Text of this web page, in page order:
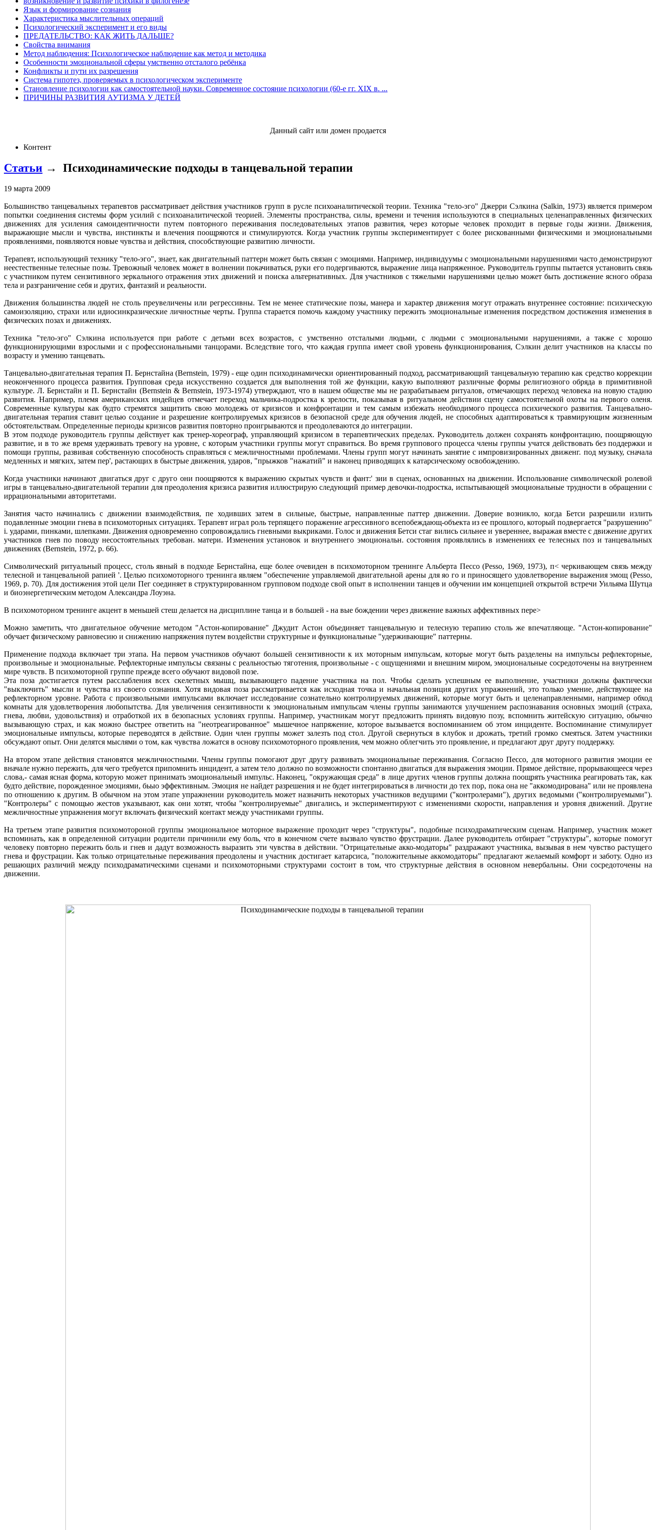
Язык и формирование сознания
Характеристика мыслительных операций
Психологический эксперимент и его виды
ПРЕДАТЕЛЬСТВО: КАК ЖИТЬ ДАЛЬШЕ?
Свойства внимания
Метод наблюдения: Психологическое наблюдение как метод и методика
Особенности эмоциональной сферы умственно отсталого ребёнка
Конфликты и пути их разрешения
Система гипотез, проверяемых в психологическом эксперименте
Становление психологии как самостоятельной науки. Современное состояние психологии (60-е гг. XIX в. ...
ПРИЧИНЫ РАЗВИТИЯ АУТИЗМА У ДЕТЕЙ
Данный сайт или домен продается
Контент
Статьи → Психодинамические подходы в танцевальной терапии
19 марта 2009
Большинство танцевальных терапевтов рассматривает действия участников групп в русле психоаналитической теории. Техника "тело-эго" Джерри Сэлкина (Salkin, 1973) является примером
попытки соединения системы форм усилий с психоаналитической теорией. Элементы пространства, силы, времени и течения используются в специальных целенаправленных физических
движениях для усиления самоидентичности путем повторного переживания последовательных этапов развития, через которые человек проходит в первые годы жизни. Движения,
выражающие мысли и чувства, инстинкты и влечения поощряются и стимулируются. Когда участник группы экспериментирует с более рискованными физическими и эмоциональными
проявлениями, появляются новые чувства и действия, способствующие развитию личности.
Терапевт, использующий технику "тело-эго", знает, как двигательный паттерн может быть связан с эмоциями. Например, индивидуумы с эмоциональными нарушениями часто демонстрируют
неестественные телесные позы. Тревожный человек может в волнении покачиваться, руки его подергиваются, выражение лица напряженное. Руководитель группы пытается установить связь
с участником путем сензитивного зеркального отражения этих движений и поиска альтернативных. Для участников с тяжелыми нарушениями целью может быть достижение ясного образа
тела и разграничение себя и других, фантазий и реальности.
Движения большинства людей не столь преувеличены или регрессивны. Тем не менее статические позы, манера и характер движения могут отражать внутреннее состояние: психическую
самоизоляцию, страхи или идиосинкразические личностные черты. Группа старается помочь каждому участнику пережить эмоциональные изменения посредством достижения изменения в
физических позах и движениях.
Техника "тело-эго" Сэлкина используется при работе с детьми всех возрастов, с умственно отсталыми людьми, с людьми с эмоциональными нарушениями, а также с хорошо
функционирующими взрослыми и с профессиональными танцорами. Вследствие того, что каждая группа имеет свой уровень функционирования, Сэлкин делит участников на классы по
возрасту и умению танцевать.
Танцевально-двигательная терапия П. Бернстайна (Bernstein, 1979) - еще один психодинамически ориентированный подход, рассматривающий танцевальную терапию как средство коррекции
неоконченного процесса развития. Групповая среда искусственно создается для выполнения той же функции, какую выполняют различные формы религиозного обряда в примитивной
культуре. Л. Бернстайн и П. Бернстайн (Bernstein & Bernstein, 1973-1974) утверждают, что в нашем обществе мы не разрабатываем ритуалов, отмечающих переход человека на новую стадию
развития. Например, племя американских индейцев отмечает переход мальчика-подростка к зрелости, показывая в ритуальном действии сцену самостоятельной охоты на первого оленя.
Современные культуры как будто стремятся защитить свою молодежь от кризисов и конфронтации и тем самым избежать необходимого процесса психического развития. Танцевально-
двигательная терапия ставит целью создание и разрешение контролируемых кризисов в безопасной среде для обучения людей, не способных адаптироваться к травмирующим жизненным
обстоятельствам. Определенные периоды кризисов развития повторно проигрываются и преодолеваются до интеграции.
В этом подходе руководитель группы действует как тренер-хореограф, управляющий кризисом в терапевтических пределах. Руководитель должен сохранять конфронтацию, поощряющую
развитие, и в то же время удерживать тревогу на уровне, с которым участники группы могут справиться. Во время группового процесса члены группы учатся действовать без поддержки и
помощи группы, развивая собственную способность справляться с межличностными проблемами. Члены групп могут начинать занятие с импровизированных движенг. под музыку, сначала
медленных и мягких, затем пер', растающих в быстрые движения, ударов, "прыжков "нажатий" и наконец приводящих к катарсическому освобождению.
Когда участники начинают двигаться друг с друго они поощряются к выражению скрытых чувств и фант:' зии в сценах, основанных на движении. Использование символической ролевой
игры в танцевально-двигательной терапии для преодоления кризиса развития иллюстрирую следующий пример девочки-подростка, испытывающей эмоциональные трудности в обращении с
иррациональными авторитетами.
Занятия часто начинались с движении взаимодействия, пе ходивших затем в сильные, быстрые, направленные паттер движении. Доверие возникло, когда Бетси разрешили излить
подавленные эмоции гнева в психомоторных ситуациях. Tepaпевт играл роль терпящего поражение агрессивного всепобеждающ-объекта из ее прошлого, который подвергается "разрушению"
i. ударами, пинками, шлепками. Движения одновременно сопровождались гневными выкриками. Голос и движения Бетси стаг вились сильнее и увереннее, выражая вместе с движение других
участников гнев по поводу несостоятельных требован. матери. Изменения установок и внутреннего эмоциональн. состояния проявлялись в изменениях ее телесных поз и танцевальных
движениях (Bernstein, 1972, р. 66).
Символический ритуальный процесс, столь явный в подходе Бернстайна, еще более очевиден в психомоторном тренинге Альберта Пессо (Pesso, 1969, 1973), п< черкивающем связь между
телесной и танцевальной рапией '. Целью психомоторного тренинга являем "обеспечение управляемой двигательной арены для яо го и приносящего удовлетворение выражения эмощ (Pesso,
1969, р. 70). Для достижения этой цели Пег соединяет в структурированном групповом подходе свой опыт в исполнении танцев и обучении им концепцией открытой встречи Уильяма Шутца
и биоэнергетическим методом Александра Лоуэна.
В психомоторном тренинге акцент в меньшей стеш делается на дисциплине танца и в большей - на вые бождении через движение важных аффективных пере>
Можно заметить, что двигательное обучение методом "Астон-копирование" Джудит Астон объединяет танцевальную и телесную терапию столь же впечатляюще. "Астон-копирование"
обучает физическому равновесию и снижению напряжения путем воздействи структурные и функциональные "удерживающие" паттерны.
Применение подхода включает три этапа. На первом участников обучают большей сензитивности к их моторным импульсам, которые могут быть разделены на импульсы рефлекторные,
произвольные и эмоциональные. Рефлекторные импульсы связаны с реальностью тяготения, произвольные - с ощущениями и внешним миром, эмоциональные сосредоточены на внутреннем
мире чувств. В психомоторной группе прежде всего обучают видовой позе.
Эта поза достигается путем расслабления всех скелетных мышц, вызывающего падение участника на пол. Чтобы сделать успешным ее выполнение, участники должны фактически
"выключить" мысли и чувства из своего сознания. Хотя видовая поза рассматривается как исходная точка и начальная позиция других упражнений, это только умение, действующее на
рефлекторном уровне. Работа с произвольными импульсами включает исследование сознательно контролируемых движений, которые могут быть и целенаправленными, например обход
комнаты для удовлетворения любопытства. Для увеличения сензитивности к эмоциональным импульсам члены группы занимаются улучшением распознавания основных эмоций (страха,
гнева, любви, удовольствия) и отработкой их в безопасных условиях группы. Например, участникам могут предложить принять видовую позу, вспомнить житейскую ситуацию, обычно
вызывающую страх, и как можно быстрее ответить на "неотреагированное" мышечное напряжение, которое вызывается воспоминанием об этом инциденте. Воспоминание стимулирует
эмоциональные импульсы, которые переводятся в действие. Один член группы может залезть под стол. Другой свернуться в клубок и дрожать, третий громко смеяться. Затем участники
обсуждают опыт. Они делятся мыслями о том, как чувства ложатся в основу психомоторного проявления, чем можно облегчить это проявление, и предлагают друг другу поддержку.
На втором этапе действия становятся межличностными. Члены группы помогают друг другу развивать эмоциональные переживания. Согласно Пессо, для моторного развития эмоции ее
вначале нужно пережить, для чего требуется припомнить инцидент, а затем тело должно по возможности спонтанно двигаться для выражения эмоции. Прямое действие, прорывающееся через
слова,- самая ясная форма, которую может принимать эмоциональный импульс. Наконец, "окружающая среда" в лице других членов группы должна поощрять участника реагировать так, как
будто действие, порожденное эмоциями, бьыо эффективным. Эмоция не найдет разрешения и не будет интегрироваться в личности до тех пор, пока она не "аккомодирована" или не проявлена
по отношению к другим. В обычном на этом этапе упражнении руководитель может назначить некоторых участников ведущими ("контролерами"), других ведомыми ("контролируемыми").
"Контролеры" с помощью жестов указывают, как они хотят, чтобы "контролируемые" двигались, и экспериментируют с изменениями скорости, направления и уровня движений. Другие
межличностные упражнения могут включать физический контакт между участниками группы.
На третьем этапе развития психомотороной группы эмоциональное моторное выражение проходит через "структуры", подобные психодраматическим сценам. Например, участник может
вспоминать, как в определенной ситуации родители причинили ему боль, что в конечном счете вызвало чувство фрустрации. Далее руководитель отбирает "структуры", которые помогут
человеку повторно пережить боль и гнев и дадут возможность выразить эти чувства в действии. "Отрицательные акко-модаторы" раздражают участника, вызывая в нем чувство растущего
гнева и фрустрации. Как только отрицательные переживания преодолены и участник достигает катарсиса, "положительные аккомодаторы" предлагают желаемый комфорт и заботу. Одно из
решающих различий между психодраматическими сценами и психомоторными структурами состоит в том, что структурные действия в основном невербальны. Они сосредоточены на
движении.